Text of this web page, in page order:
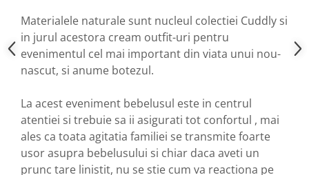
Materialele naturale sunt nucleul colectiei Cuddly si
in jurul acestora cream outfit-uri pentru
evenimentul cel mai important din viata unui nou-
nascut, si anume botezul.
La acest eveniment bebelusul este in centrul
atentiei si trebuie sa ii asigurati tot confortul , mai
ales ca toata agitatia familiei se transmite foarte
usor asupra bebelusului si chiar daca aveti un
prunc tare linistit, nu se stie cum va reactiona pe